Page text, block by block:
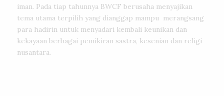
iman. Pada tiap tahunnya BWCF berusaha menyajikan
tema utama terpilih yang dianggap mampu merangsang
para hadirin untuk menyadari kembali keunikan dan
kekayaan berbagai pemikiran sastra, kesenian dan religi
nusantara.